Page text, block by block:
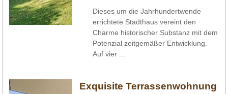
Dieses um die Jahrhundertwende
errichtete Stadthaus vereint den
Charme historischer Substanz mit dem
Potenzial zeitgemäßer Entwicklung.
Auf vier ...
Exquisite Terrassenwohnung